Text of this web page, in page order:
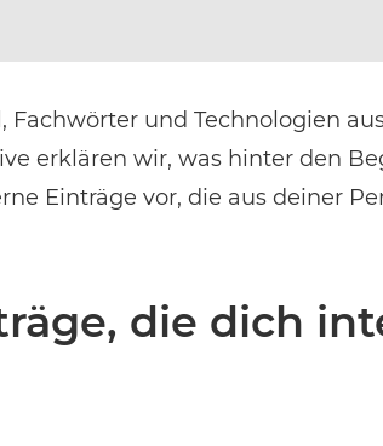
Fachwörter und Technologien
erklären wir, was hinter den
Einträge vor, die aus deiner
die dich